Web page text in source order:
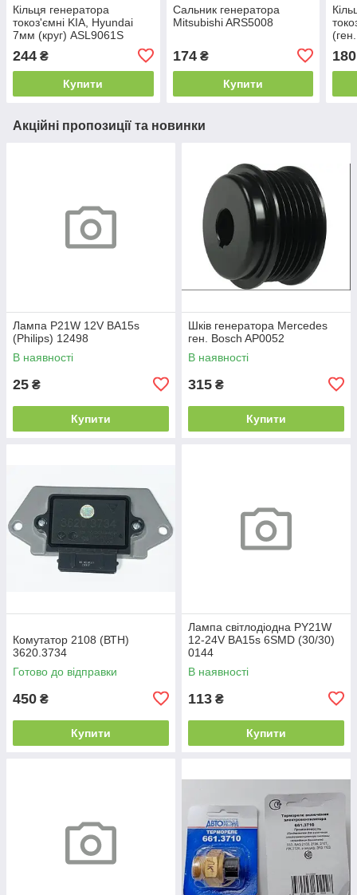
Кільця генератора
токоз'ємні KIA, Hyundai
7мм (круг) ASL9061S
244 ₴
Купити
Сальник генератора
Mitsubishi ARS5008
174₴
Купити
180
Акційні пропозиції та новинки
Лампа P21W 12V BA15s
(Philips) 12498
В наявності
25 ₴
Купити
Шків генератора Mercedes
ген. Bosch AP0052
В наявності
315 ₴
Купити
Комутатор 2108 (ВТН)
3620.3734
Готово до відправки
450 ₴
Купити
Лампа світлодіодна PY21W
12-24V BA15s 6SMD (30/30)
0144
В наявності
113 ₴
Купити